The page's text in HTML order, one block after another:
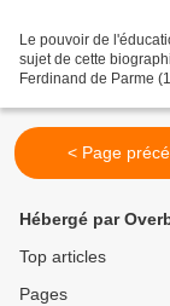
Le pouvoir de
sujet de cette
Ferdinand de Parme
< Page
Hébergé par
Top articles
Pages